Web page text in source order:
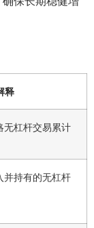
释
无杠杆交易累计
并持有的无杠杆